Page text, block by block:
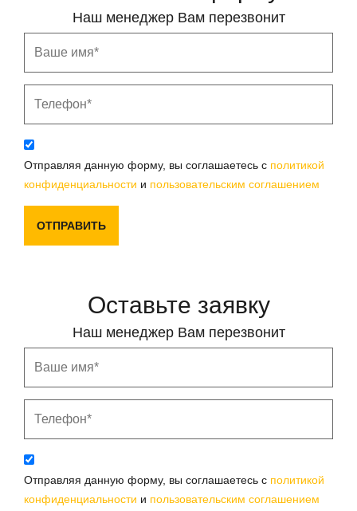
Наш менеджер Вам перезвонит
Отправляя данную форму, вы соглашаетесь с политикой
конфиденциальности и пользовательским соглашением
ОТПРАВИТЬ
Оставьте заявку
Наш менеджер Вам перезвонит
Отправляя данную форму, вы соглашаетесь с политикой
конфиденциальности и пользовательским соглашением